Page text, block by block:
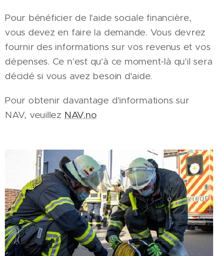
Pour bénéficier de l'aide sociale financière,
vous devez en faire la demande. Vous devrez
fournir des informations sur vos revenus et vos
dépenses. Ce n'est qu'à ce moment-là qu'il sera
décidé si vous avez besoin d'aide.
Pour obtenir davantage d'informations sur
NAV, veuillez NAV.no